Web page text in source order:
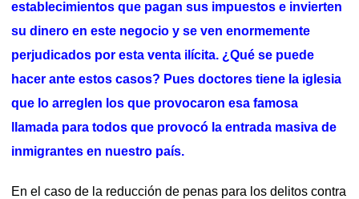
establecimientos que pagan sus impuestos e invierten
su dinero en este negocio y se ven enormemente
perjudicados por esta venta ilícita. ¿Qué se puede
hacer ante estos casos? Pues doctores tiene la iglesia
que lo arreglen los que provocaron esa famosa
llamada para todos que provocó la entrada masiva de
inmigrantes en nuestro país.
En el caso de la reducción de penas para los delitos contra